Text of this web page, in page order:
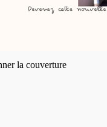
la couverture